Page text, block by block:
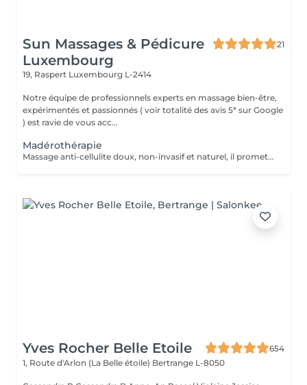
Sun Massages & Pédicure
Luxembourg
21
19, Raspert Luxembourg L-2414
Notre équipe de professionnels experts en massage bien-être,
expérimentés et passionnés ( voir totalité des avis 5* sur Google
) est ravie de vous acc...
Madérothérapie
Massage anti-cellulite doux, non-invasif et naturel, il promet des effets rapides et durables. Zone visage : 50 minutes Zone inférieure des jambes (et fesses) : 50 minutes Zone supérieure du ventre (et bras) : 50 minutes Corps complet : 75 minutes Technique traditionnelle de Colombie, la madérothérapie est très efficace contre la cellulite et le relâchement des tissus. L'effet massant des outils en bois et les mouvements de la praticienne vont peu à peu remodeler et tonifier le corps, drainer la lymphe, détendre les muscles mais aussi casser les cellules graisseuses responsables de la peau d'orange et affiner le grain de peau, tout en douceur. Pour le rituel visage, la praticienne utilise des instruments en bois spécifiquement adaptés à cette zone sensible pour stimuler la microcirculation, favoriser le drainage lymphatique, et détendre les tensions du visage. Un soin relaxant et non invasif pour un visage visiblement plus frais et reposé. Fréquence conseillée de 1 à 2 fois par semaine par cycle de 5-6 séances (à renouveler selon les besoins). Puis une fois par mois pour entretenir les résultats.
Yves Rocher Belle Etoile
654
1, Route d'Arlon (La Belle étoile) Bertrange L-8050